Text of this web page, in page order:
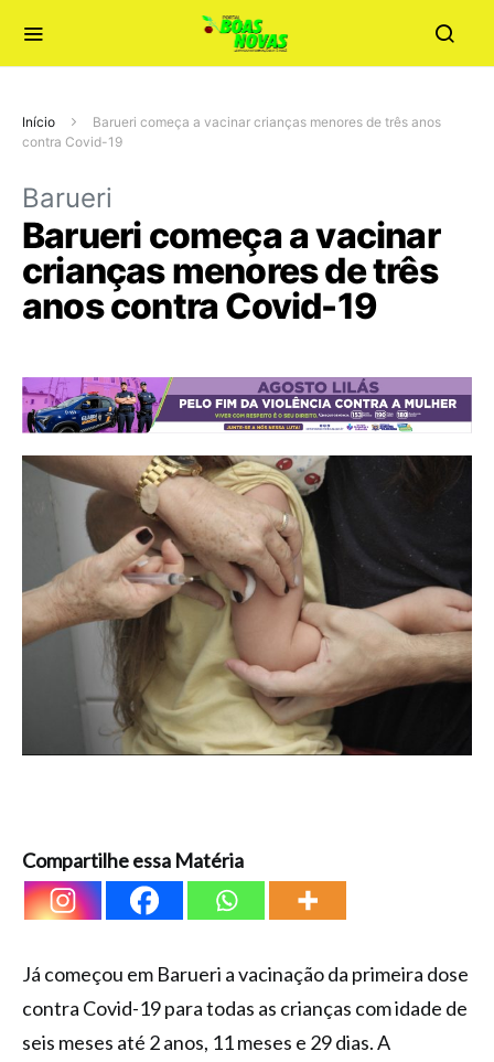
Início
Barueri começa a vacinar crianças menores de três anos
contra Covid-19
Barueri
Barueri começa a vacinar
crianças menores de três
anos contra Covid-19
Compartilhe essa Matéria
Já começou em Barueri a vacinação da primeira dose
contra Covid-19 para todas as crianças com idade de
seis meses até 2 anos, 11 meses e 29 dias. A